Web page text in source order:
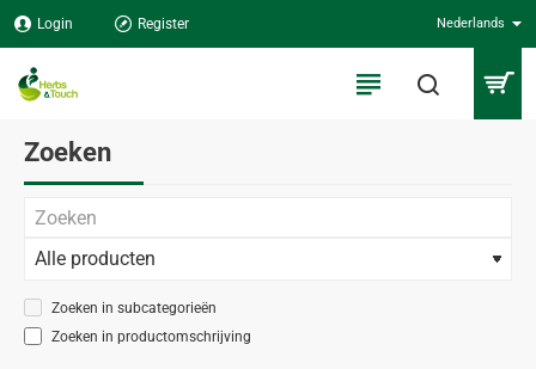
Login Register Nederlands
Zoeken
Zoeken in subcategorieën
Zoeken in productomschrijving